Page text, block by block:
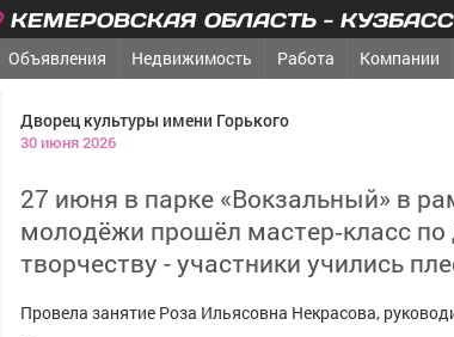
КЕМЕРОВСКАЯ ОБЛАСТЬ - КУЗБАСС
Объявления Недвижимость Работа Компании
Дворец культуры имени Горького
30 июня 2026
27 июня в парке «Вокзальный» в
молодёжи прошёл мастер‑класс
творчеству - участники учились
Провела занятие Роза Ильясовна Некрасова,